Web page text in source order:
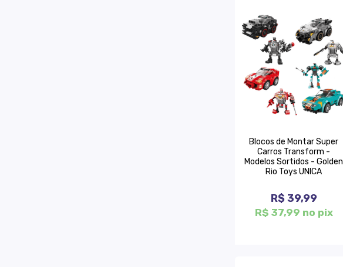
Blocos de Montar Super
Carros Transform -
Modelos Sortidos - Golden
Rio Toys UNICA
R$ 39,99
R$ 37,99 no pix